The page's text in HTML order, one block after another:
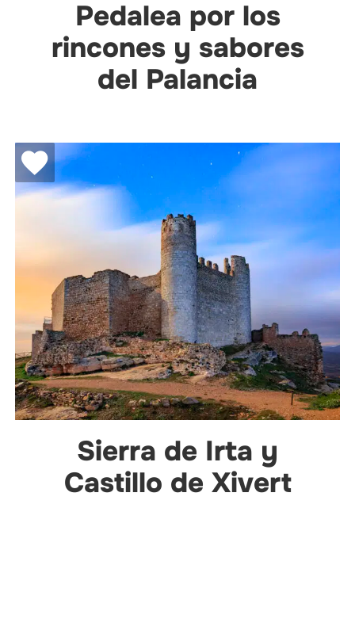
Pedalea por los
rincones y sabores
del Palancia
Sierra de Irta y
Castillo de Xivert